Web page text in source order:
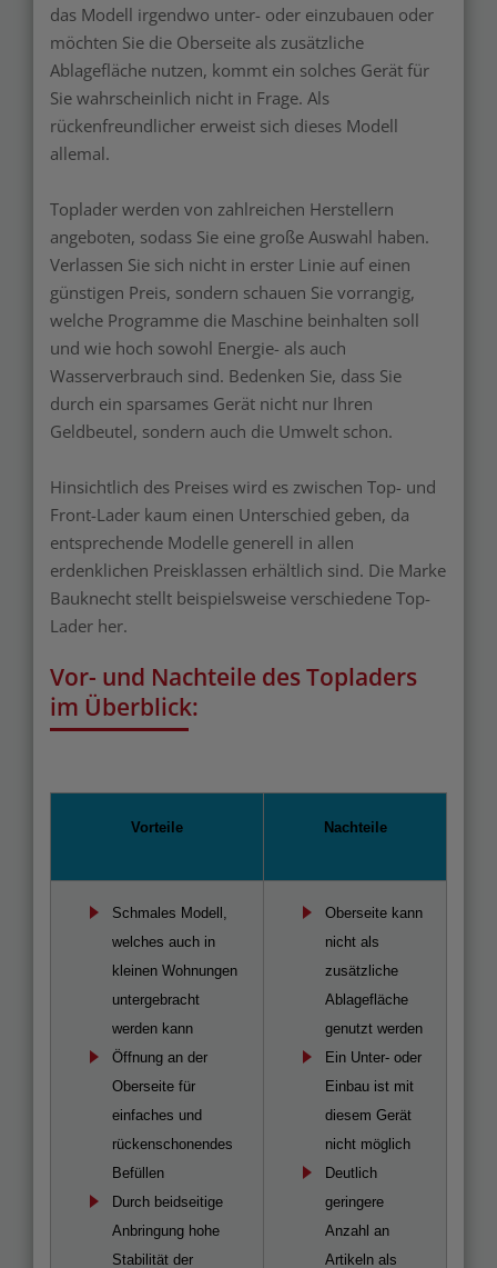
das Modell irgendwo unter- oder einzubauen oder
möchten Sie die Oberseite als zusätzliche
Ablagefläche nutzen, kommt ein solches Gerät für
Sie wahrscheinlich nicht in Frage. Als
rückenfreundlicher erweist sich dieses Modell
allemal.
Toplader werden von zahlreichen Herstellern
angeboten, sodass Sie eine große Auswahl haben.
Verlassen Sie sich nicht in erster Linie auf einen
günstigen Preis, sondern schauen Sie vorrangig,
welche Programme die Maschine beinhalten soll
und wie hoch sowohl Energie- als auch
Wasserverbrauch sind. Bedenken Sie, dass Sie
durch ein sparsames Gerät nicht nur Ihren
Geldbeutel, sondern auch die Umwelt schon.
Hinsichtlich des Preises wird es zwischen Top- und
Front-Lader kaum einen Unterschied geben, da
entsprechende Modelle generell in allen
erdenklichen Preisklassen erhältlich sind. Die Marke
Bauknecht stellt beispielsweise verschiedene Top-
Lader her.
Vor- und Nachteile des Topladers
im Überblick:
Vorteile Nachteile
Schmales Modell,
welches auch in
kleinen Wohnungen
untergebracht
werden kann
Öffnung an der
Oberseite für
einfaches und
rückenschonendes
Befüllen
Durch beidseitige
Anbringung hohe
Stabilität der
Oberseite kann
nicht als
zusätzliche
Ablagefläche
genutzt werden
Ein Unter- oder
Einbau ist mit
diesem Gerät
nicht möglich
Deutlich
geringere
Anzahl an
Artikeln als